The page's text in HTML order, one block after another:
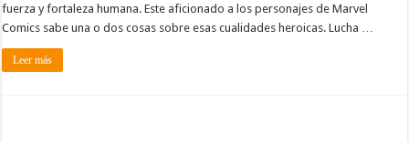
fuerza y fortaleza humana. Este aficionado a los personajes de Marvel
Comics sabe una o dos cosas sobre esas cualidades heroicas. Lucha …
Leer más